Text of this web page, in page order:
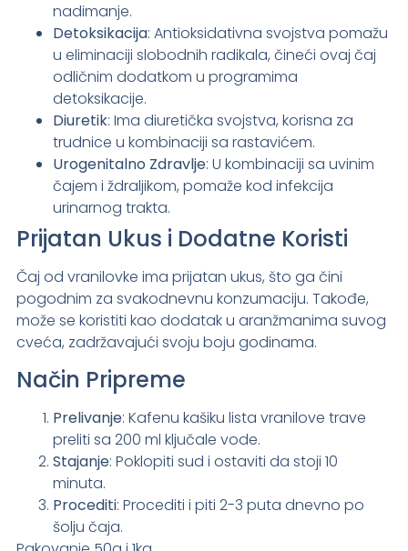
nadimanje.
Detoksikacija: Antioksidativna svojstva pomažu
u eliminaciji slobodnih radikala, čineći ovaj čaj
odličnim dodatkom u programima
detoksikacije.
Diuretik: Ima diuretička svojstva, korisna za
trudnice u kombinaciji sa rastavićem.
Urogenitalno Zdravlje: U kombinaciji sa uvinim
čajem i ždraljikom, pomaže kod infekcija
urinarnog trakta.
Prijatan Ukus i Dodatne Koristi
Čaj od vranilovke ima prijatan ukus, što ga čini
pogodnim za svakodnevnu konzumaciju. Takođe,
može se koristiti kao dodatak u aranžmanima suvog
cveća, zadržavajući svoju boju godinama.
Način Pripreme
Prelivanje: Kafenu kašiku lista vranilove trave
preliti sa 200 ml ključale vode.
Stajanje: Poklopiti sud i ostaviti da stoji 10
minuta.
Procediti: Procediti i piti 2-3 puta dnevno po
šolju čaja.